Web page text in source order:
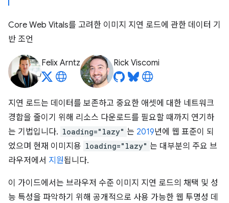
Core Web Vitals를 고려한 이미지 지연 로드에 관한 데이터 기
반 조언
Felix Arntz Rick Viscomi
지연 로드는 데이터를 보존하고 중요한 애셋에 대한 네트워크
경합을 줄이기 위해 리소스 다운로드를 필요할 때까지 연기하
는 기법입니다. loading="lazy" 는 2019년에 웹 표준이 되
었으며 현재 이미지용 loading="lazy" 는 대부분의 주요 브
라우저에서 지원됩니다.
이 가이드에서는 브라우저 수준 이미지 지연 로드의 채택 및 성
능 특성을 파악하기 위해 공개적으로 사용 가능한 웹 투명성 데